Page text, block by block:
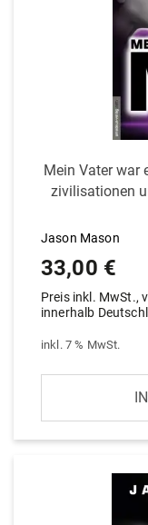
Mein Vater war
zi­vi­li­sa­tionen
Jason Mason
33,00 €
Preis inkl. MwSt.,
innerhalb
inkl. 7 % MwSt.